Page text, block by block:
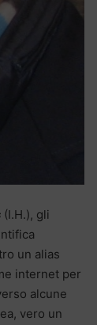
(I.H.), gli
un alias
internet per
alcune
vero un